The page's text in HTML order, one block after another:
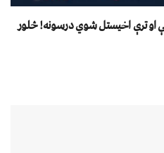
او ترې اخیستل شوي درسونه! څلور